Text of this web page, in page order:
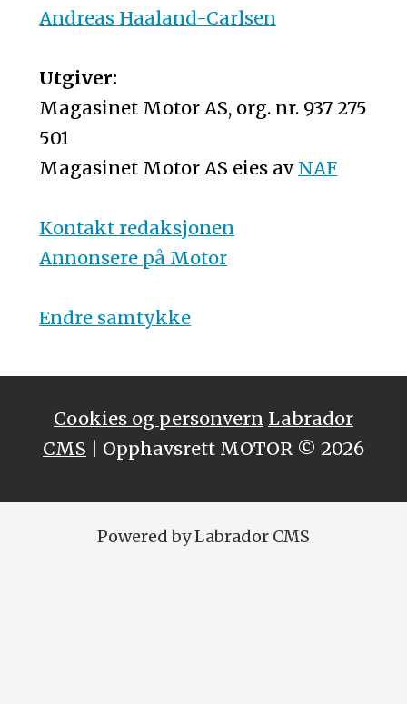
Andreas Haaland-Carlsen
Utgiver:
Magasinet Motor AS, org. nr. 937 275
501
Magasinet Motor AS eies av NAF
Kontakt redaksjonen
Annonsere på Motor
Endre samtykke
Cookies og personvern Labrador
CMS | Opphavsrett MOTOR © 2026
Powered by Labrador CMS